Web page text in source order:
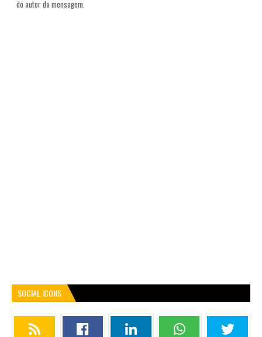
do autor da mensagem.
SOCIAL ICONS